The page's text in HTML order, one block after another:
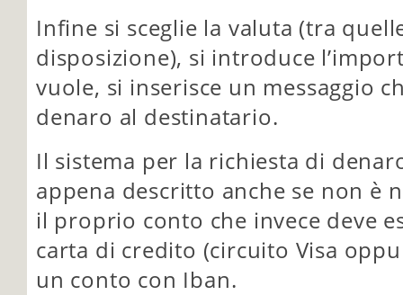
Infine si sceglie la valuta (tra
disposizione), si introduce
vuole, si inserisce un messaggio
denaro al destinatario.
Il sistema per la richiesta di
appena descritto anche se non è
il proprio conto che invece deve
carta di credito (circuito Visa
un conto con Iban.